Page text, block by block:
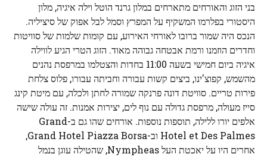
בני הזוג והאורחים מתארחים במלון גרנד הוטל וילה איגיה, מלון
היסטורי בפלרמו המשקיף על המפרץ וסמל לבל אפוק של סיציליה.
הנכס היה שמור ברובו לאורחי האירוע, עם קומות שלמות של סוויטות
וחדרים הוזמנו ורמת אבטחה גבוהה מאוד. הזוג הטרי הגיע לווילה
איגיה ביום חמישי בשעה 11:00 בחדות והצטלמו במרפסת נהנים
מהשמש, קפוצ'ינו, ביצים קשות עבורה וחביתה עבורו, פלוס צלחת
פירות טריים. סוויטת דונה פרנקה שמורה לחתן ולכלה, עם מיטת קינג
סייז מעולה, מרפסת גדולה עם נוף לים, יצירות אמנות. זה עולה שישה
אלפים יורו ללילה, תוספות נוספות. אורחים שהו גם ב-Grand
Hotel et Des Palmes וב-Grand Hotel Piazza Borsa,
אחרים היו על יאכטת העל Nympheas, שהטילה עוגן בנמל